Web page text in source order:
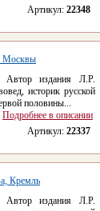
Артикул: 22348
Москвы
издания Л.Р.
историк русской
половины...
Подробнее в описании
Артикул: 22337
Кремль
издания Л.Р.